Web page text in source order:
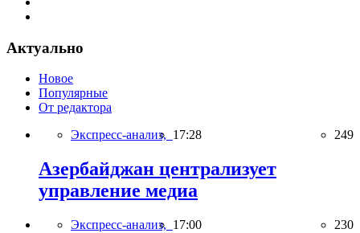
Актуально
Новое
Популярные
От редактора
Экспресс-анализ, 17:28 249
Азербайджан централизует
управление медиа
Экспресс-анализ, 17:00 230